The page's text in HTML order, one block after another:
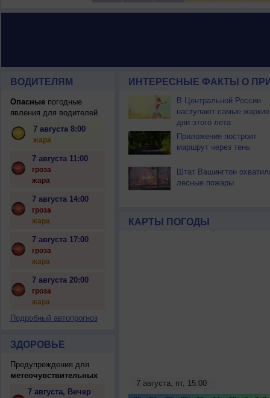
ВОДИТЕЛЯМ
Опасныепогодные
явления для водителей
7 августа 8:00
жара
7 августа 11:00
гроза
жара
7 августа 14:00
гроза
жара
7 августа 17:00
гроза
жара
7 августа 20:00
гроза
жара
Подробный автопрогноз
ЗДОРОВЬЕ
Предупреждения для
метеочувствительных
7 августа, Вечер
ИНТЕРЕСНЫЕ ФАКТЫ О
В Центральной России
наступают самые жаркие
дни этого лета
Приложение построит
маршрут через тень
Штат Вашингтон
лесные пожары
КАРТЫ ПОГОДЫ